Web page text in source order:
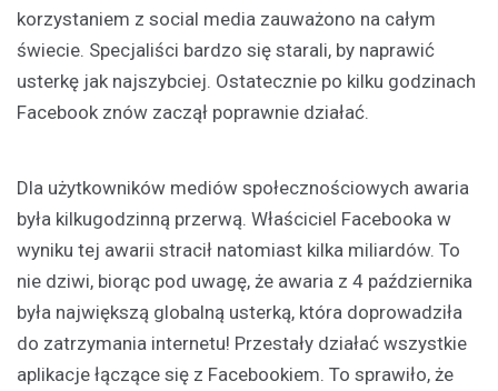
korzystaniem z social media zauważono na całym
świecie. Specjaliści bardzo się starali, by naprawić
usterkę jak najszybciej. Ostatecznie po kilku godzinach
Facebook znów zaczął poprawnie działać.
Dla użytkowników mediów społecznościowych awaria
była kilkugodzinną przerwą. Właściciel Facebooka w
wyniku tej awarii stracił natomiast kilka miliardów. To
nie dziwi, biorąc pod uwagę, że awaria z 4 października
była największą globalną usterką, która doprowadziła
do zatrzymania internetu! Przestały działać wszystkie
aplikacje łączące się z Facebookiem. To sprawiło, że